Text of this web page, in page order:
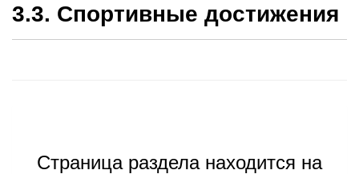
3.3. Спортивные достижения
Страница раздела находится на